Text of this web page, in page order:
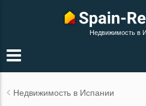
Недвижимость в
Недвижимость в Испании